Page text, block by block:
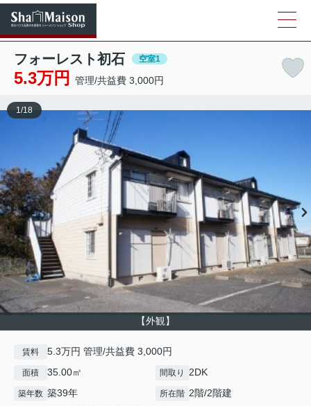
フォーレスト初石 空室1
5.3万円 管理/共益費 3,000円
【外観】
1 /18
賃料 5.3万円 管理/共益費 3,000円
面積 35.00㎡ 間取り 2DK
築年数 築39年 所在階 2階/2階建